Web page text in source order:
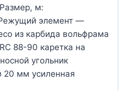
м:
элемент —
из карбида вольфрама
88-90 каретка на
угольник
мм усиленная